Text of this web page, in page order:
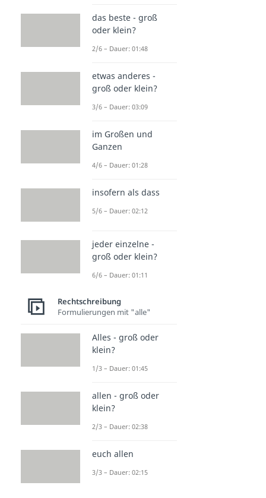
das beste - groß
oder klein?
2/6 – Dauer: 01:48
etwas anderes -
groß oder klein?
3/6 – Dauer: 03:09
im Großen und
Ganzen
4/6 – Dauer: 01:28
insofern als dass
5/6 – Dauer: 02:12
jeder einzelne -
groß oder klein?
6/6 – Dauer: 01:11
Rechtschreibung
Formulierungen mit "alle"
Alles - groß oder
klein?
1/3 – Dauer: 01:45
allen - groß oder
klein?
2/3 – Dauer: 02:38
euch allen
3/3 – Dauer: 02:15